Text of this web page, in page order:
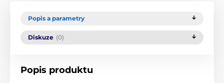
Popis a parametry
Diskuze (0)
Popis produktu